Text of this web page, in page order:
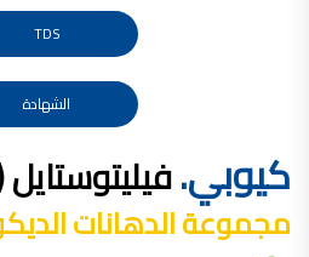
صناعة دهانات القدس
معجونة,
معجون الجدران الجاهز, معجون
TDS
الشهادة
كيوبي.
مجموعة الدهانات